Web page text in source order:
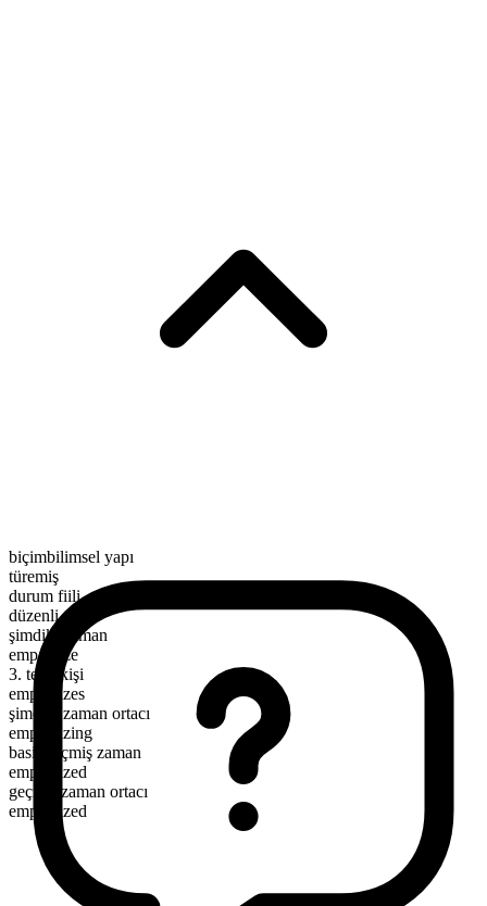
biçimbilimsel yapı
türemiş
durum fiili
düzenli
şimdiki zaman
empathize
3. tekil kişi
empathizes
şimdiki zaman ortacı
empathizing
basit geçmiş zaman
empathized
geçmiş zaman ortacı
empathized